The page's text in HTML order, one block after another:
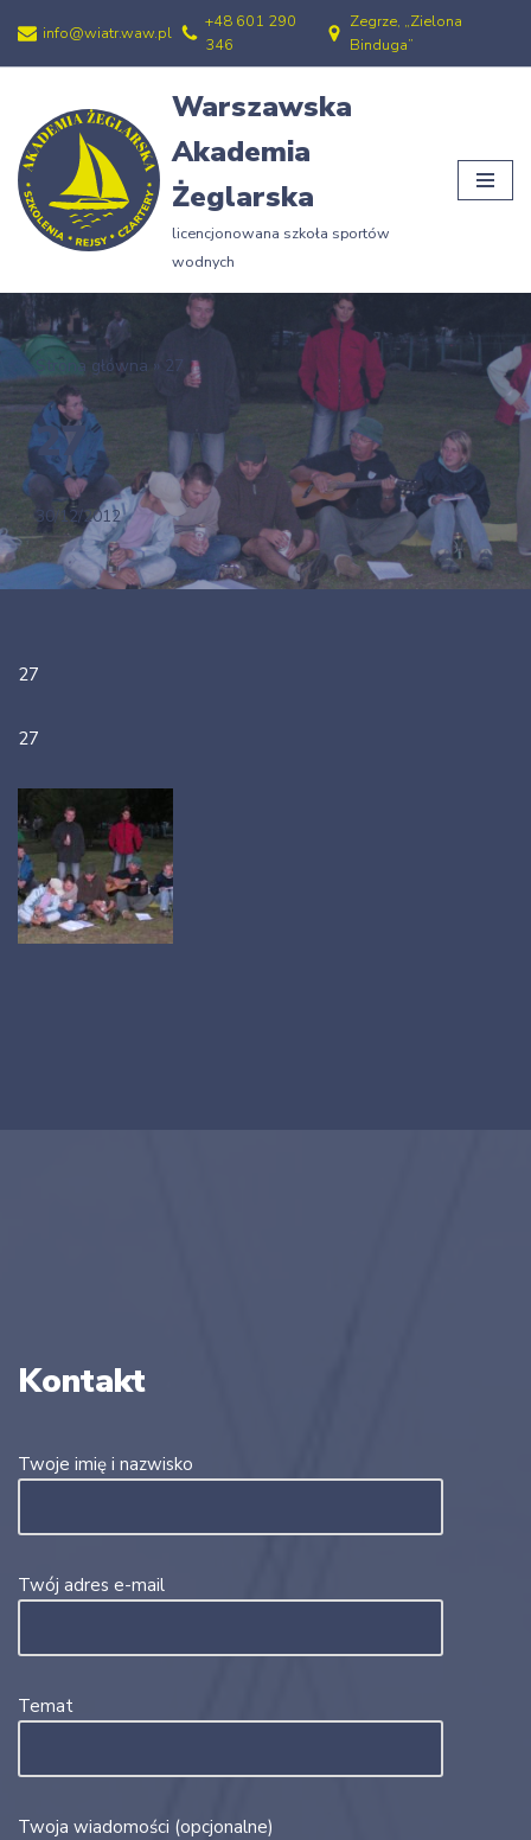
Przejdź
treści
info@wiatr.waw.pl
+48 601 290
346
Zegrze, „Zielona
Binduga”
Warszawska
Akademia
Żeglarska
licencjonowana szkoła sportów
wodnych
Strona główna » 27
27
30/12/2012
27
27
Kontakt
Twoje imię i nazwisko
Twój adres e-mail
Temat
Twoja wiadomości (opcjonalne)